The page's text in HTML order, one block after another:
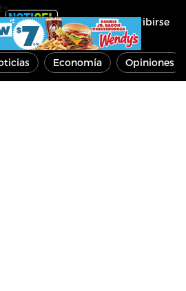
Inscribirse
Economía Opiniones